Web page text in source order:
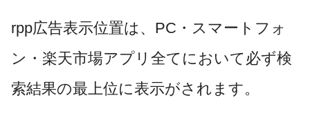
rpp広告表示位置は、 PC ・スマートフォ
ン・楽天市場アプリ全てにおいて必ず検
索結果の最上位に表示がされます。